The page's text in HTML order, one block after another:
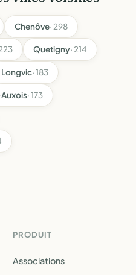
Chenôve· 298
Quetigny· 214
Longvic· 183
· 173
PRODUIT
Associations